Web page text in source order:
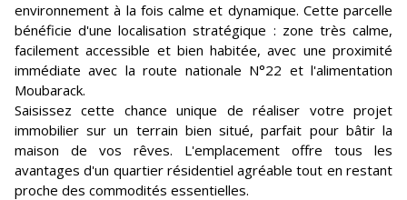
environnement à la fois calme et dynamique. Cette parcelle
bénéficie d'une localisation stratégique : zone très calme,
facilement accessible et bien habitée, avec une proximité
immédiate avec la route nationale N°22 et l'alimentation
Moubarack.
Saisissez cette chance unique de réaliser votre projet
immobilier sur un terrain bien situé, parfait pour bâtir la
maison de vos rêves. L'emplacement offre tous les
avantages d'un quartier résidentiel agréable tout en restant
proche des commodités essentielles.